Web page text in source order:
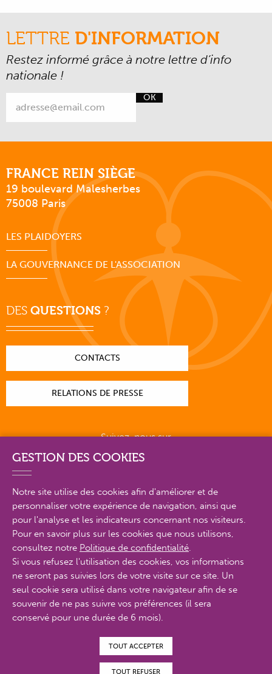
LETTRE D'INFORMATION
Restez informé grâce à notre lettre d’info
nationale !
OK
FRANCE REIN SIÈGE
19 boulevard Malesherbes
75008 Paris
LES PLAIDOYERS
LA GOUVERNANCE DE L'ASSOCIATION
DES QUESTIONS ?
CONTACTS
RELATIONS DE PRESSE
Suivez-nous sur
PLAN DU SITE EN DÉTAIL
© Proximit Digital 2022
MENTIONS LÉGALES
POLITIQUE DE CONFIDENTIALITÉ
CONTACTS
GESTION DES COOKIES
Notre site utilise des cookies afin d'améliorer et de
personnaliser votre expérience de navigation, ainsi que
pour l'analyse et les indicateurs concernant nos visiteurs.
Pour en savoir plus sur les cookies que nous utilisons,
consultez notre Politique de confidentialité.
Si vous refusez l'utilisation des cookies, vos informations
ne seront pas suivies lors de votre visite sur ce site. Un
seul cookie sera utilisé dans votre navigateur afin de se
souvenir de ne pas suivre vos préférences (il sera
conservé pour une durée de 6 mois).
TOUT ACCEPTER
TOUT REFUSER